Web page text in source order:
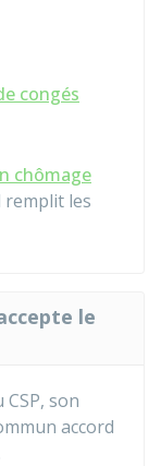
congés
chômage
remplit les
le
son
accord